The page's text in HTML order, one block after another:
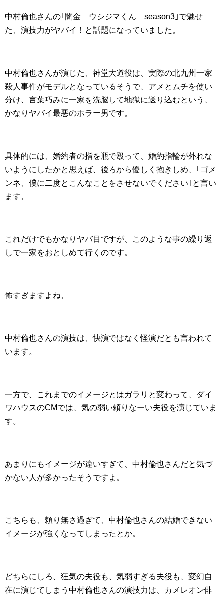
中村倫也さんの｢闇金 ウシジマくん season3｣で魅せ
た、演技力がヤバイ！と話題になっていました。
中村倫也さんが演じた、神堂大道役は、実際の北九州一家
殺人事件がモデルとなっているそうで、アメとムチを使い
分け、言葉巧みに一家を洗脳して地獄に送り込むという、
かなりヤバイ最悪のホラー男です。
具体的には、婚約者の指を瓶で殴って、婚約指輪が外れな
いようにしたかと思えば、後ろから優しく抱きしめ、｢ゴメ
ンネ、僕に二度とこんなことをさせないでください｣と言い
ます。
これだけでもかなりヤバ目ですが、このような事の繰り返
しで一家をおとしめて行くのです。
怖すぎますよね。
中村倫也さんの演技は、快演ではなく怪演だとも言われて
います。
一方で、これまでのイメージとはガラリと変わって、ダイ
ワハウスのCMでは、気の弱い頼りなーい夫役を演じていま
す。
あまりにもイメージが違いすぎて、中村倫也さんだと気づ
かない人が多かったそうですよ。
こちらも、頼り無さ過ぎて、中村倫也さんの結婚できない
イメージが強くなってしまったとか。
どちらにしろ、狂気の夫役も、気弱すぎる夫役も、変幻自
在に演じてしまう中村倫也さんの演技力は、カメレオン俳